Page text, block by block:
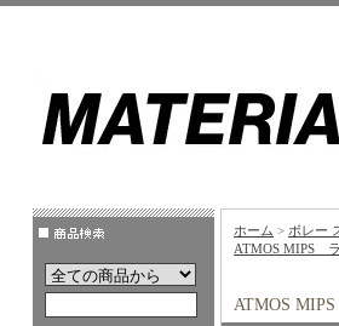
ホーム > ボレー
ATMOS MIPS
ATMOS